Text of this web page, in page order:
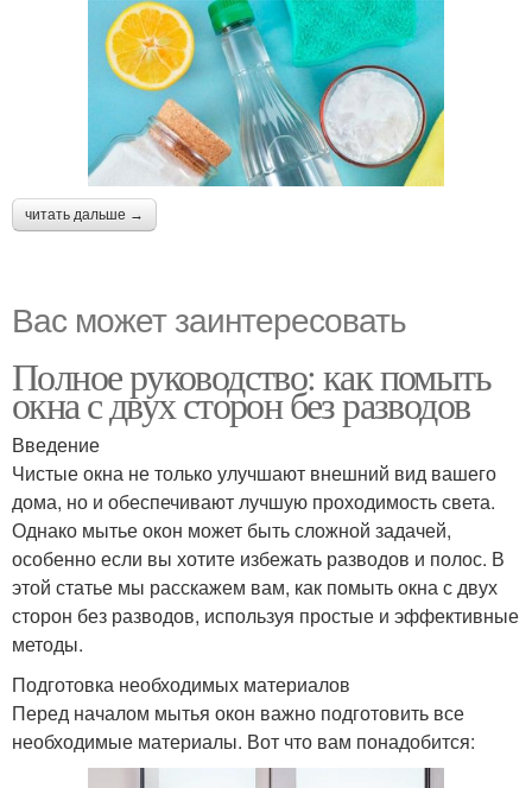
читать дальше →
Вас может заинтересовать
Полное руководство: как помыть
окна с двух сторон без разводов
Введение
Чистые окна не только улучшают внешний вид вашего
дома, но и обеспечивают лучшую проходимость света.
Однако мытье окон может быть сложной задачей,
особенно если вы хотите избежать разводов и полос. В
этой статье мы расскажем вам, как помыть окна с двух
сторон без разводов, используя простые и эффективные
методы.
Подготовка необходимых материалов
Перед началом мытья окон важно подготовить все
необходимые материалы. Вот что вам понадобится: